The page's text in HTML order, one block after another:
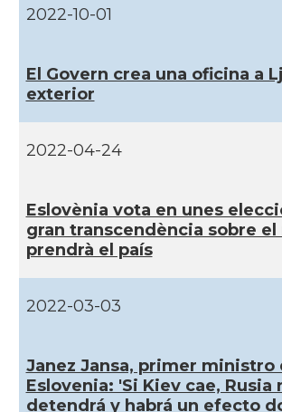
2022-10-01
El Govern crea una oficina a
exterior
2022-04-24
Eslovènia vota en unes
gran transcendència sobre
prendrà el paí­s
2022-03-03
Janez Jansa, primer ministro
Eslovenia: 'Si Kiev cae, Rusia
detendrá y habrá un efecto